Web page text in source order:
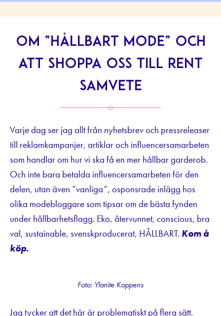
Om ”hållbart mode” och
att shoppa oss till rent
samvete
Varje dag ser jag allt från nyhetsbrev och pressreleaser
till reklamkampanjer, artiklar och influencersamarbeten
som handlar om hur vi ska få en mer hållbar garderob.
Och inte bara betalda influencersamarbeten för den
delen, utan även ”vanliga”, osponsrade inlägg hos
olika modebloggare som tipsar om de bästa fynden
under hållbarhetsflagg. Eko, återvunnet, conscious, bra
val, sustainable, svenskproducerat, HÅLLBART. Kom å
köp.
Foto: Ylanite Koppens
Jag tycker att det här är problematiskt på flera sätt.